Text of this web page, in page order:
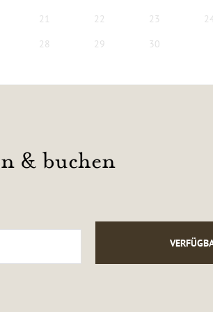
21 22 23
28 29 30
& buchen